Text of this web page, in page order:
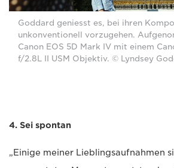
Goddard geniesst es, bei ihren
unkonventionell vorzugehen.
Canon EOS 5D Mark IV mit einem
f/2.8L II USM Objektiv. © Lyndsey
4. Sei spontan
„Einige meiner Lieblingsaufnahmen